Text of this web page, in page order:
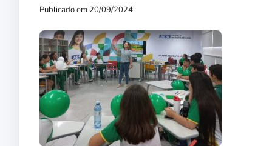
Publicado em 20/09/2024